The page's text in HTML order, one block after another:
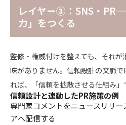
レイヤー③：SNS・
力」をつくる
監修・権威付けを整えても、それ
味がありません。信頼設計の文脈
れば、「信頼を拡散させる仕組み」
信頼設計と連動したPR施策の例
専門家コメントをニュースリリ
アへ配信する